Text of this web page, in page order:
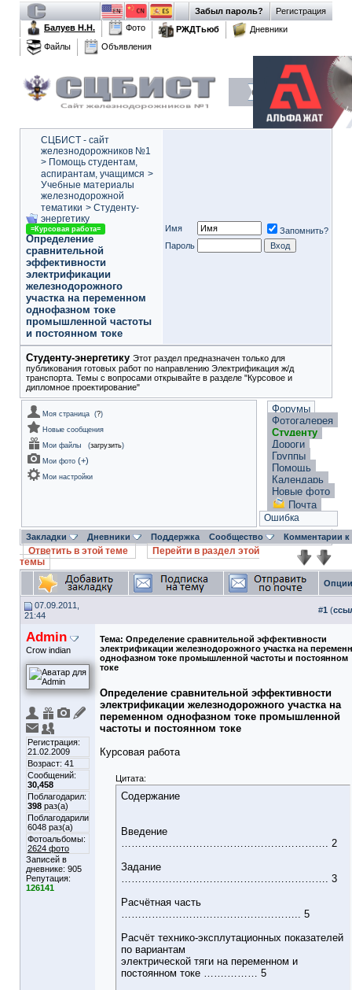
Регистрация
Забыл пароль?
Балуев Н.Н.
Фото РЖДТьюб
Дневники
Файлы
Объявления
СЦБИСТ - сайт
железнодорожников №1
> Помощь студентам,
аспирантам, учащимся >
Учебные материалы
железнодорожной
тематики > Студенту-
энергетику
=Курсовая работа=
Определение
сравнительной
эффективности
электрификации
железнодорожного
участка на переменном
однофазном токе
промышленной частоты
и постоянном токе
Имя
Запомнить?
Пароль
Студенту-энергетику Этот раздел предназначен только для
публикования готовых работ по направлению Электрификация ж/д
транспорта. Темы с вопросами открывайте в разделе "Курсовое и
дипломное проектирование"
Моя страница (?)
Новые сообщения
Мои файлы
(загрузить)
Мои фото (+)
Мои настройки
Форумы
Фотогалерея
Студенту
Дороги
Группы
Помощь
Календарь
Новые фото
Почта
Ошибка
Закладки Дневники Поддержка Сообщество Комментарии
Ответить в этой теме
Перейти в раздел этой
темы
07.09.2011,
21:44
#1 (
Admin
Crow indian
Регистрация:
21.02.2009
Возраст: 41
Сообщений:
30,458
Поблагодарил:
398 раз(а)
Поблагодарили
6048 раз(а)
Фотоальбомы:
2624 фото
Записей в
дневнике: 905
Репутация:
126141
Тема: Определение сравнительной эффективности
электрификации железнодорожного участка на
однофазном токе промышленной частоты и постоянном
токе
Определение сравнительной эффективности
электрификации железнодорожного участка на
переменном однофазном токе промышленной
частоты и постоянном токе
Курсовая работа
Цитата:
Содержание
Введение
……………………………………………………. 2
Задание
……………………………………………………. 3
Расчётная часть
…………………………………………….. 5
Расчёт технико-эксплутационных показателей
по вариантам
электрической тяги на переменном и
постоянном токе …….……… 5